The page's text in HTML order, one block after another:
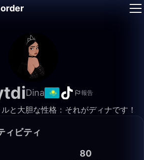
Dina 報告
と大胆な性格：それがディナです！
ィビティ
80